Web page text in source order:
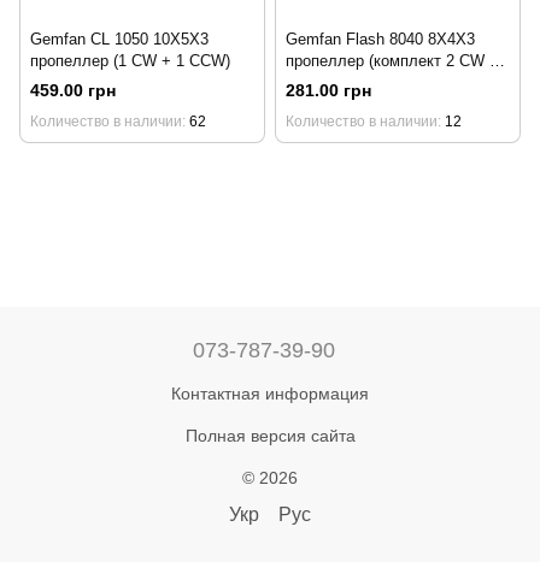
Gemfan CL 1050 10X5X3
пропеллер (1 CW + 1 CCW)
459.00 грн
Количество в наличии 62
Gemfan Flash 8040 8X4X3
пропеллер (комплект 2 CW +
2 CCW)
281.00 грн
Количество в наличии 12
073-787-39-90
Контактная информация
Полная версия сайта
© 2026
Укр Рус